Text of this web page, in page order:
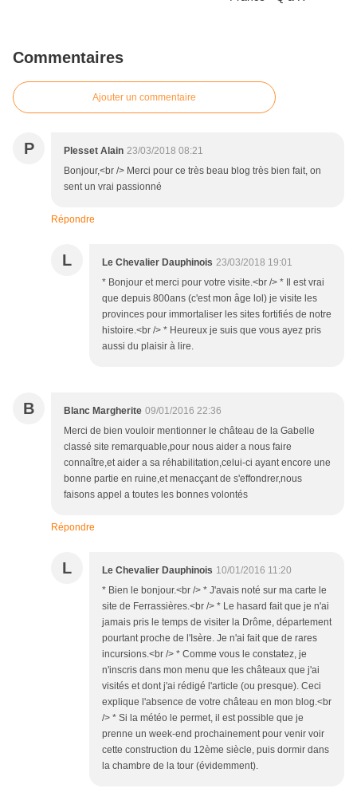
Commentaires
Ajouter un commentaire
P Plesset Alain 23/03/2018 08:21
Bonjour,<br /> Merci pour ce très beau blog très bien fait, on
sent un vrai passionné
Répondre
L Le Chevalier Dauphinois 23/03/2018 19:01
* Bonjour et merci pour votre visite.<br /> * Il est vrai
que depuis 800ans (c'est mon âge lol) je visite les
provinces pour immortaliser les sites fortifiés de notre
histoire.<br /> * Heureux je suis que vous ayez pris
aussi du plaisir à lire.
B Blanc Margherite 09/01/2016 22:36
Merci de bien vouloir mentionner le château de la Gabelle
classé site remarquable,pour nous aider a nous faire
connaître,et aider a sa réhabilitation,celui-ci ayant encore une
bonne partie en ruine,et menacçant de s'effondrer,nous
faisons appel a toutes les bonnes volontés
Répondre
L Le Chevalier Dauphinois 10/01/2016 11:20
* Bien le bonjour.<br /> * J'avais noté sur ma carte le
site de Ferrassières.<br /> * Le hasard fait que je n'ai
jamais pris le temps de visiter la Drôme, département
pourtant proche de l'Isère. Je n'ai fait que de rares
incursions.<br /> * Comme vous le constatez, je
n'inscris dans mon menu que les châteaux que j'ai
visités et dont j'ai rédigé l'article (ou presque). Ceci
explique l'absence de votre château en mon blog.<br
/> * Si la météo le permet, il est possible que je
prenne un week-end prochainement pour venir voir
cette construction du 12ème siècle, puis dormir dans
la chambre de la tour (évidemment).